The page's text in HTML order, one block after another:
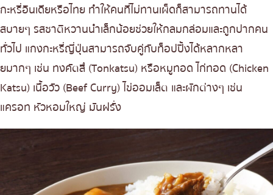
กะหรี่อินเดียหรือไทย ทำให้คนที่ไม่ทานเผ็ดก็สามารถทานได้
สบายๆ รสชาติหวานนำเล็กน้อยช่วยให้กลมกล่อมและถูกปากคน
ทั่วไป แกงกะหรี่ญี่ปุ่นสามารถจับคู่กับท็อปปิ้งได้หลากหลา
ยมากๆ เช่น ทงคัตสึ (Tonkatsu) หรือหมูทอด ไก่ทอด (Chicken
Katsu) เนื้อวัว (Beef Curry) ไข่ออมเล็ต และผักต่างๆ เช่น
แครอท หัวหอมใหญ่ มันฝรั่ง